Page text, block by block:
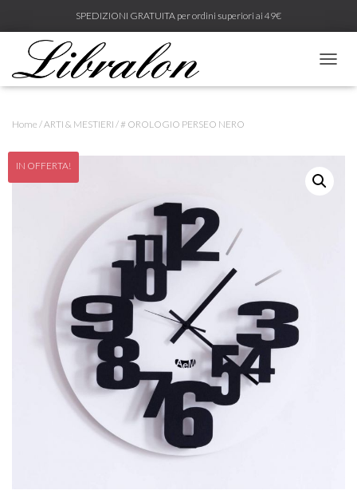
SPEDIZIONI GRATUITA per ordini superiori ai 49€
A
Home /ARTI & MESTIERI / # OROLOGIO PERSEO NERO
IN OFFERTA!